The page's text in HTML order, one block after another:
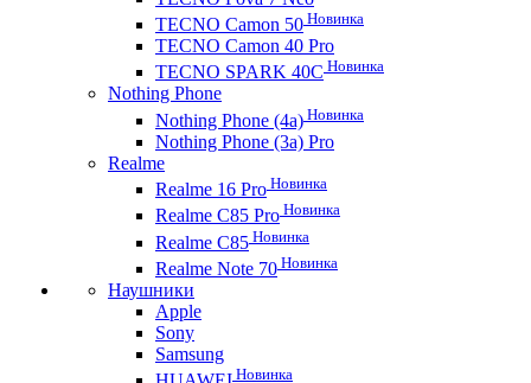
TECNO Camon 50 Новинка
TECNO Camon 40 Pro
TECNO SPARK 40C Новинка
Nothing Phone
Nothing Phone (4a) Новинка
Nothing Phone (3a) Pro
Realme
Realme 16 Pro Новинка
Realme C85 Pro Новинка
Realme C85 Новинка
Realme Note 70 Новинка
Наушники
Apple
Sony
Samsung
Новинка